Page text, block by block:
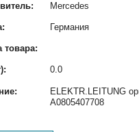
Mercedes
Германия
товара:
0.0
ELEKTR.LEITUNG
A0805407708